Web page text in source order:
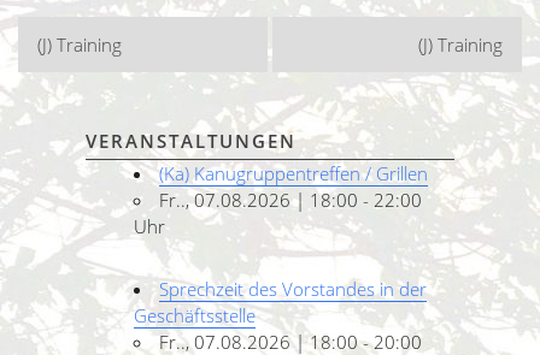
Beitragsnavigation
(J) Training (J) Training
VERANSTALTUNGEN
(Ka) Kanugruppentreffen / Grillen
Fr.., 07.08.2026 | 18:00 - 22:00
Uhr
Sprechzeit des Vorstandes in der
Geschäftsstelle
Fr.., 07.08.2026 | 18:00 - 20:00